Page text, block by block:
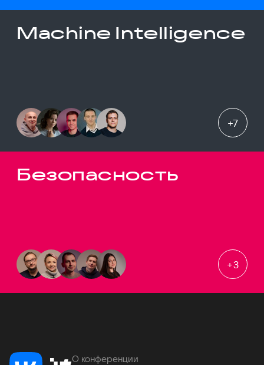
Machine Intelligence
+7
Безопасность
+3
О конференции